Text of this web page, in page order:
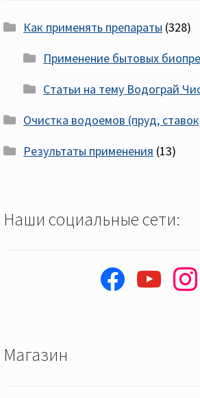
Как применять препараты (328)
Применение бытовых
Статьи на тему Водограй
Очистка водоемов (пруд,
Результаты применения (13)
Наши социальные сети:
facebookyoutube
Магазин